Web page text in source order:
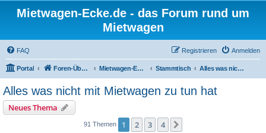
Mietwagen-Ecke.de - das Forum rund um
Mietwagen
FAQ Anmelden
Registrieren
Portal Foren-Übersicht Mietwagen-Ecke Stammtisch Alles was nicht mit Mietwagen zu tun hat
Alles was nicht mit Mietwagen zu tun hat
Neues Thema
91 Themen 1 2 3 4